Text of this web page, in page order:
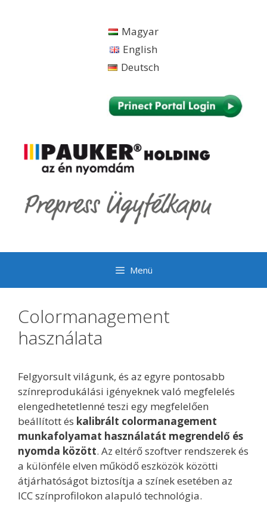
Magyar
English
Deutsch
Menü
Colormanagement
használata
Felgyorsult világunk, és az egyre pontosabb
színreprodukálási igényeknek való megfelelés
elengedhetetlenné teszi egy megfelelően
beállított és kalibrált colormanagement
munkafolyamat használatát megrendelő és
nyomda között. Az eltérő szoftver rendszerek és
a különféle elven működő eszközök közötti
átjárhatóságot biztosítja a színek esetében az
ICC színprofilokon alapuló technológia.